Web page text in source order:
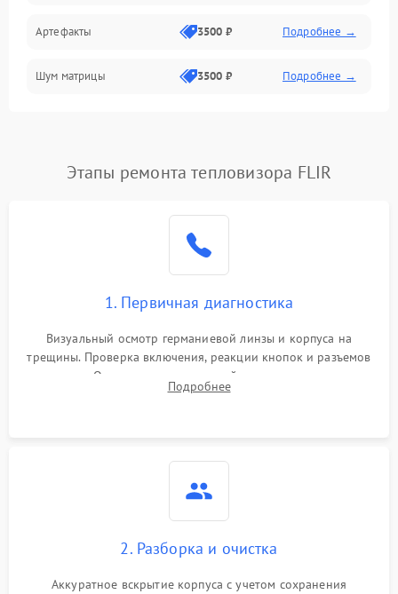
Матрица
Проблемы питания
Сбои коммуникаций и интерфейсов
Экран (дисплей)
Артефакты 3500 ₽ Подробнее →
Шум матрицы 3500 ₽ Подробнее →
Этапы ремонта тепловизора FLIR
1. Первичная диагностика
Визуальный осмотр германиевой линзы и корпуса на
трещины. Проверка включения, реакции кнопок и разъемов
зарядки. Оценка вывода тепловой сигнатуры на экран,
проверка базовых функций и считывание системных
Подробнее
2. Разборка и очистка
Аккуратное вскрытие корпуса с учетом сохранения